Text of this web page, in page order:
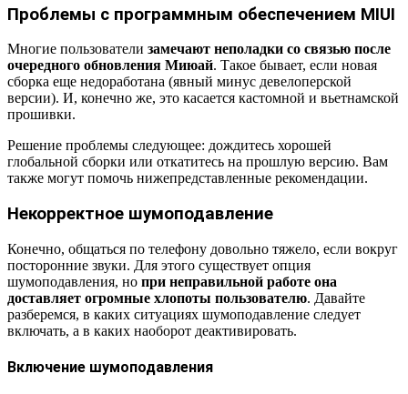
Проблемы с программным обеспечением MIUI
Многие пользователи замечают неполадки со связью после
очередного обновления Миюай. Такое бывает, если новая
сборка еще недоработана (явный минус девелоперской
версии). И, конечно же, это касается кастомной и вьетнамской
прошивки.
Решение проблемы следующее: дождитесь хорошей
глобальной сборки или откатитесь на прошлую версию. Вам
также могут помочь нижепредставленные рекомендации.
Некорректное шумоподавление
Конечно, общаться по телефону довольно тяжело, если вокруг
посторонние звуки. Для этого существует опция
шумоподавления, но при неправильной работе она
доставляет огромные хлопоты пользователю. Давайте
разберемся, в каких ситуациях шумоподавление следует
включать, а в каких наоборот деактивировать.
Включение шумоподавления